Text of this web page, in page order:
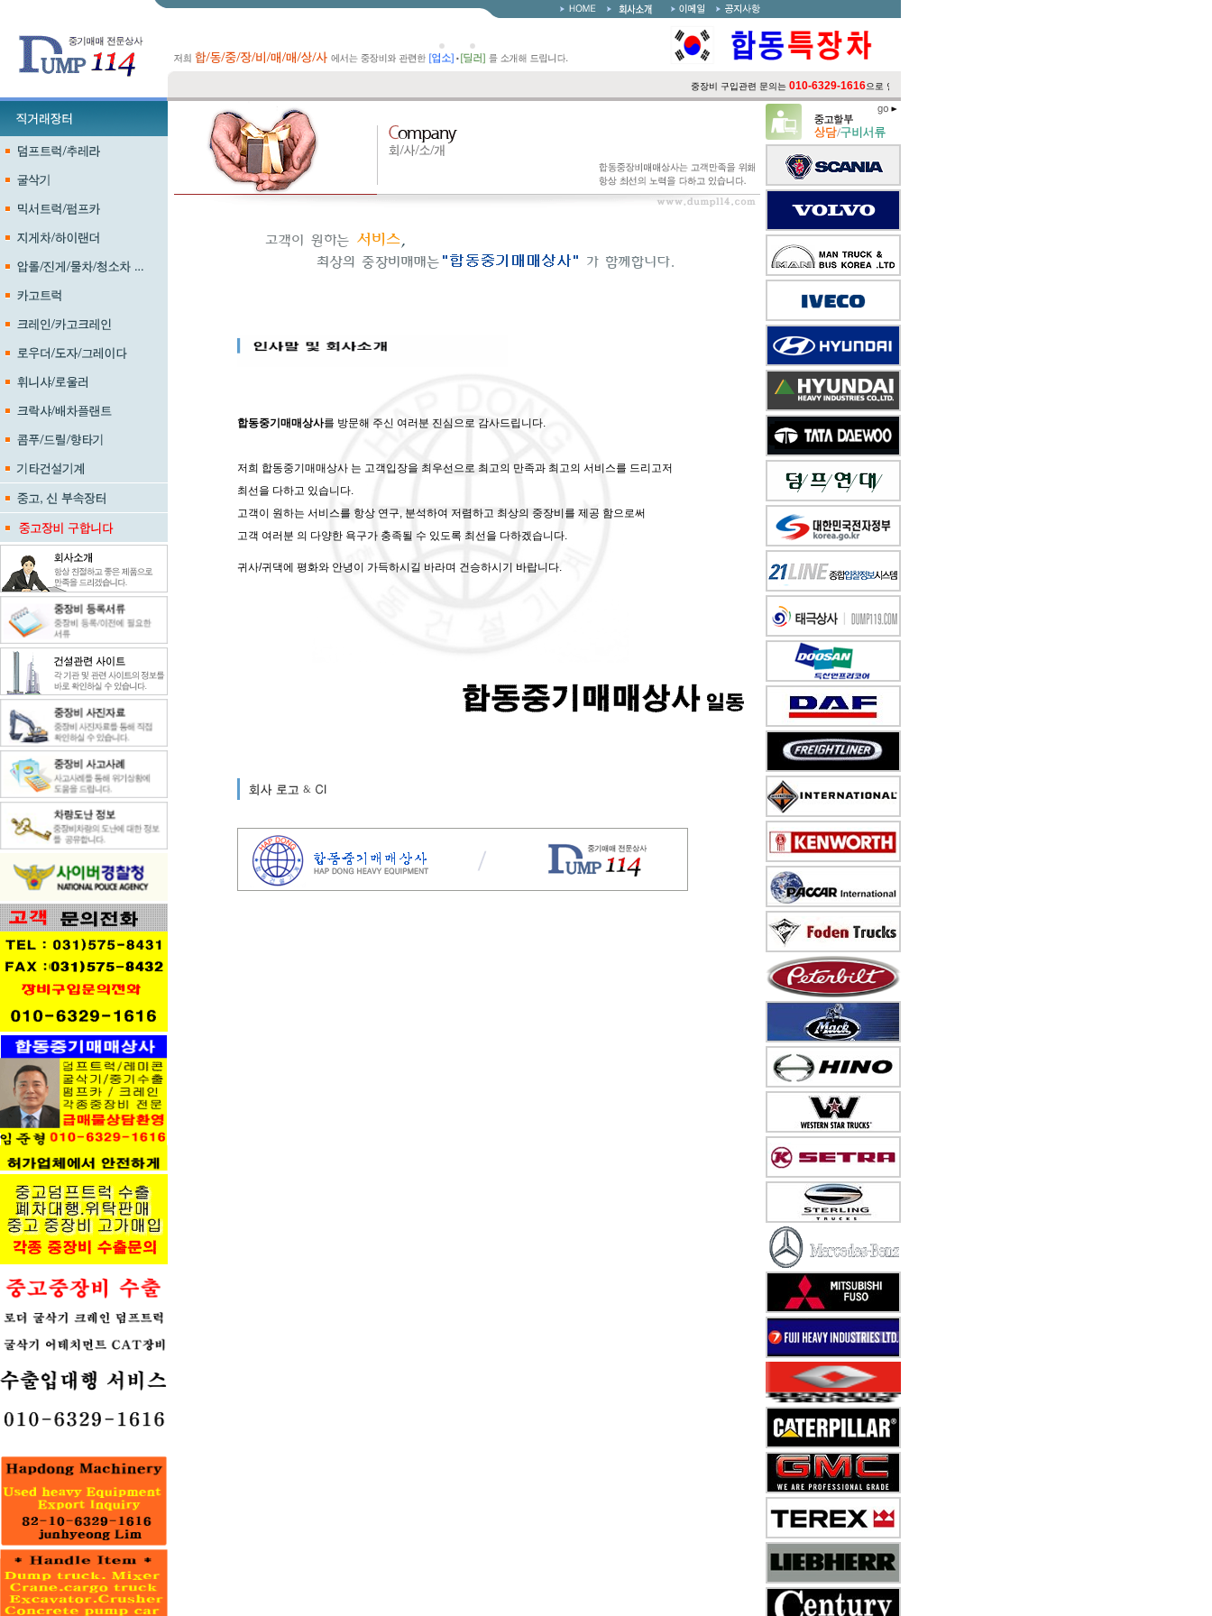
중장비 구입관련 문의는010-6329-1616으로 연락주시면 신속하게 처리하여 드리겠습니다. 항상 좋은제품으로 고객을 만족시켜
합동중기매매상사를 방문해 주신 여러분 진심으로 감사드립니다.
저희 합동중기매매상사 는 고객입장을 최우선으로 최고의 만족과 최고의 서비스를 드리고저
최선을 다하고 있습니다.
고객이 원하는 서비스를 항상 연구, 분석하여 저렴하고 최상의 중장비를 제공 함으로써
고객 여러분 의 다양한 욕구가 충족될 수 있도록 최선을 다하겠습니다.
귀사/귀댁에 평화와 안녕이 가득하시길 바라며 건승하시기 바랍니다.